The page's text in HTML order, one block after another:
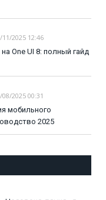
11/2025 12:46
One UI 8: полный гайд
08/2025 00:31
мобильного
2025